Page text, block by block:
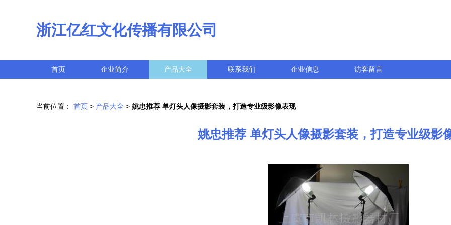
浙江亿红文化传播有限公司
首页 企业简介 产品大全 联系我们 企业信息 访客留言
当前位置： 首页 > 产品大全 > 姚忠推荐 单灯头人像摄影套装，打造专业级影像表现
姚忠推荐 单灯头人像摄影套装，打造专业级影